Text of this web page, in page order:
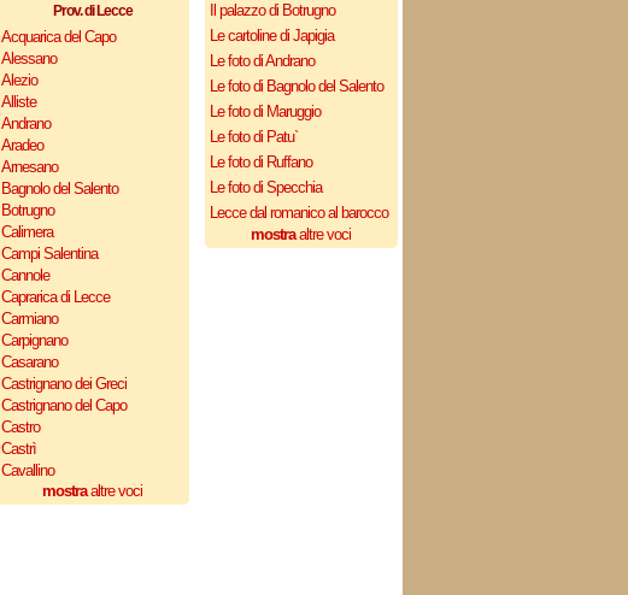
Prov. di Lecce
Acquarica del Capo
Alessano
Alezio
Alliste
Andrano
Aradeo
Arnesano
Bagnolo del Salento
Botrugno
Calimera
Campi Salentina
Cannole
Caprarica di Lecce
Carmiano
Carpignano
Casarano
Castrignano dei Greci
Castrignano del Capo
Castro
Castrì
Cavallino
mostraaltre voci
Il palazzo di Botrugno
Le cartoline di Japigia
Le foto di Andrano
Le foto di Bagnolo del Salento
Le foto di Maruggio
Le foto di Patu`
Le foto di Ruffano
Le foto di Specchia
Lecce dal romanico al barocco
mostraaltre voci